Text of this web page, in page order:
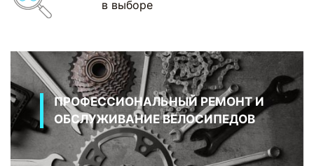
в выборе
ПРОФЕССИОНАЛЬНЫЙ РЕМОНТ И
ОБСЛУЖИВАНИЕ ВЕЛОСИПЕДОВ